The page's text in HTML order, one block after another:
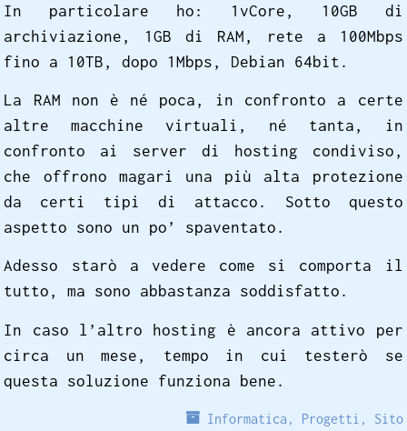
In particolare ho: 1vCore, 10GB di
archiviazione, 1GB di RAM, rete a 100Mbps
fino a 10TB, dopo 1Mbps, Debian 64bit.
La RAM non è né poca, in confronto a certe
altre macchine virtuali, né tanta, in
confronto ai server di hosting condiviso,
che offrono magari una più alta protezione
da certi tipi di attacco. Sotto questo
aspetto sono un po’ spaventato.
Adesso starò a vedere come si comporta il
tutto, ma sono abbastanza soddisfatto.
In caso l’altro hosting è ancora attivo per
circa un mese, tempo in cui testerò se
questa soluzione funziona bene.
Informatica , Progetti , Sito